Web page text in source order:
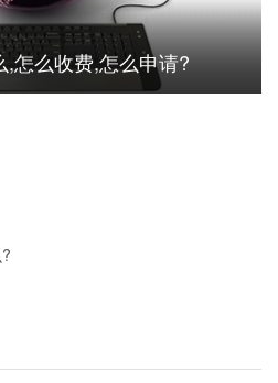
怎么收费,怎么申请?